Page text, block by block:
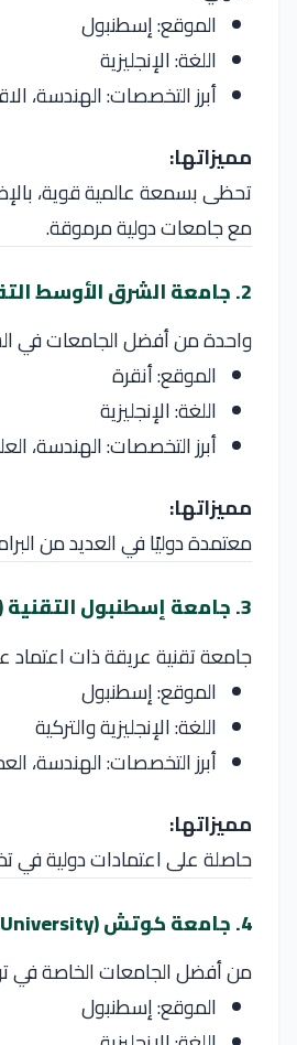
الموقع: إسطنبول
اللغة: الإنجليزية
أبرز التخصصات: الهندسة،
مميزاتها:
تحظى بسمعة عالمية قوية،
مع جامعات دولية مرموقة.
2. جامعة الشرق الأوسط التقنية (METU)
واحدة من أفضل الجامعات في
الموقع: أنقرة
اللغة: الإنجليزية
أبرز التخصصات: الهندسة،
مميزاتها:
معتمدة دوليًا في العديد من
3. جامعة إسطنبول التقنية (ITU)
جامعة تقنية عريقة ذات اعتماد
الموقع: إسطنبول
اللغة: الإنجليزية والتركية
أبرز التخصصات: الهندسة،
مميزاتها:
حاصلة على اعتمادات دولية
4. جامعة كوتش (Koç University)
من أفضل الجامعات الخاصة في
الموقع: إسطنبول